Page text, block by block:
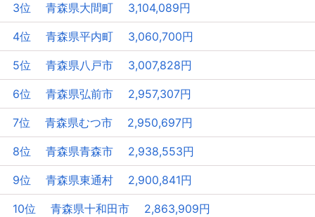
3位 青森県大間町 3,104,089円
4位 青森県平内町 3,060,700円
5位 青森県八戸市 3,007,828円
6位 青森県弘前市 2,957,307円
7位 青森県むつ市 2,950,697円
8位 青森県青森市 2,938,553円
9位 青森県東通村 2,900,841円
10位 青森県十和田市 2,863,909円